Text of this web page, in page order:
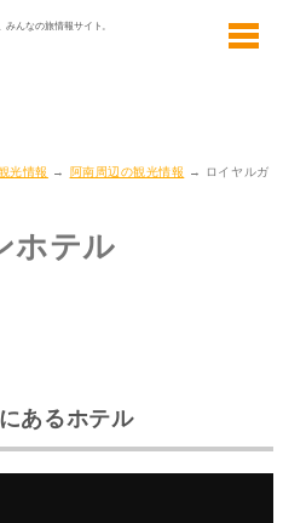
光情報 → 阿南周辺の観光情報
→ ロイヤルガ
ホテル
あるホテル